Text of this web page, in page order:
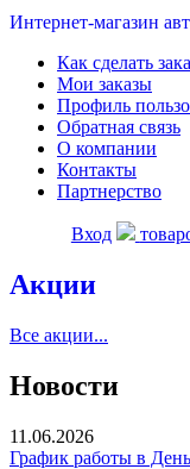
Интернет-магазин
Как сделать
Мои заказы
Профиль
Обратная связь
О компании
Контакты
Партнерство
Вход
Акции
Все акции...
Новости
11.06.2026
График работы в